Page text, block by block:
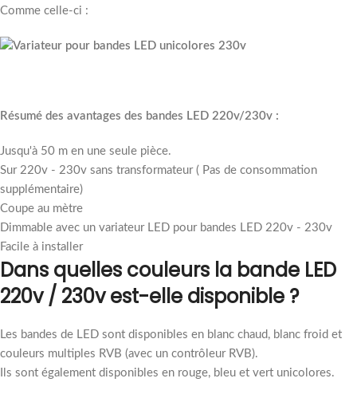
Comme celle-ci :
Résumé des avantages des bandes LED 220v/230v :
Jusqu'à 50 m en une seule pièce.
Sur 220v - 230v sans transformateur ( Pas de consommation
supplémentaire)
Coupe au mètre
Dimmable avec un variateur LED pour bandes LED 220v - 230v
Facile à installer
Dans quelles couleurs la bande LED
220v / 230v est-elle disponible ?
Les bandes de LED sont disponibles en blanc chaud, blanc froid et
couleurs multiples RVB (avec un contrôleur RVB).
Ils sont également disponibles en rouge, bleu et vert unicolores.